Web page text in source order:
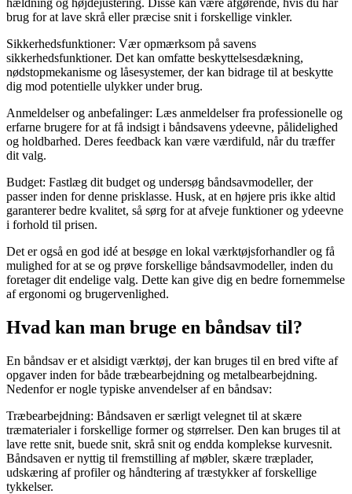
brug for at lave skrå eller præcise snit i forskellige vinkler.
Sikkerhedsfunktioner: Vær opmærksom på savens
sikkerhedsfunktioner. Det kan omfatte beskyttelsesdækning,
nødstopmekanisme og låsesystemer, der kan bidrage til at beskytte
dig mod potentielle ulykker under brug.
Anmeldelser og anbefalinger: Læs anmeldelser fra professionelle og
erfarne brugere for at få indsigt i båndsavens ydeevne, pålidelighed
og holdbarhed. Deres feedback kan være værdifuld, når du træffer
dit valg.
Budget: Fastlæg dit budget og undersøg båndsavmodeller, der
passer inden for denne prisklasse. Husk, at en højere pris ikke altid
garanterer bedre kvalitet, så sørg for at afveje funktioner og ydeevne
i forhold til prisen.
Det er også en god idé at besøge en lokal værktøjsforhandler og få
mulighed for at se og prøve forskellige båndsavmodeller, inden du
foretager dit endelige valg. Dette kan give dig en bedre fornemmelse
af ergonomi og brugervenlighed.
Hvad kan man bruge en båndsav til?
En båndsav er et alsidigt værktøj, der kan bruges til en bred vifte af
opgaver inden for både træbearbejdning og metalbearbejdning.
Nedenfor er nogle typiske anvendelser af en båndsav:
Træbearbejdning: Båndsaven er særligt velegnet til at skære
træmaterialer i forskellige former og størrelser. Den kan bruges til at
lave rette snit, buede snit, skrå snit og endda komplekse kurvesnit.
Båndsaven er nyttig til fremstilling af møbler, skære træplader,
udskæring af profiler og håndtering af træstykker af forskellige
tykkelser.